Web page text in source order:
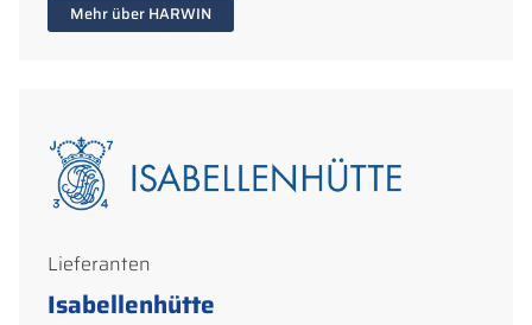
Mehr über HARWIN
Lieferanten
Isabellenhütte